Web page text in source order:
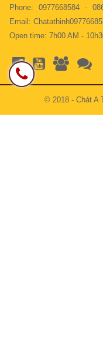
Phone:
0977668584 -
Email:
Open time: 7h00 AM -
© 2018 - Chát A